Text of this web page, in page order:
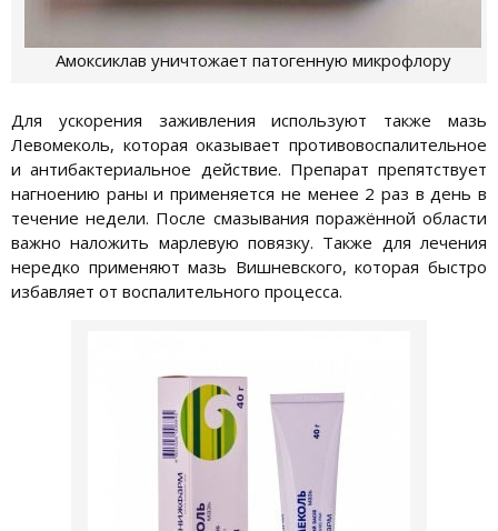
Амоксиклав уничтожает патогенную микрофлору
Для ускорения заживления используют также мазь
Левомеколь, которая оказывает противовоспалительное
и антибактериальное действие. Препарат препятствует
нагноению раны и применяется не менее 2 раз в день в
течение недели. После смазывания поражённой области
важно наложить марлевую повязку. Также для лечения
нередко применяют мазь Вишневского, которая быстро
избавляет от воспалительного процесса.